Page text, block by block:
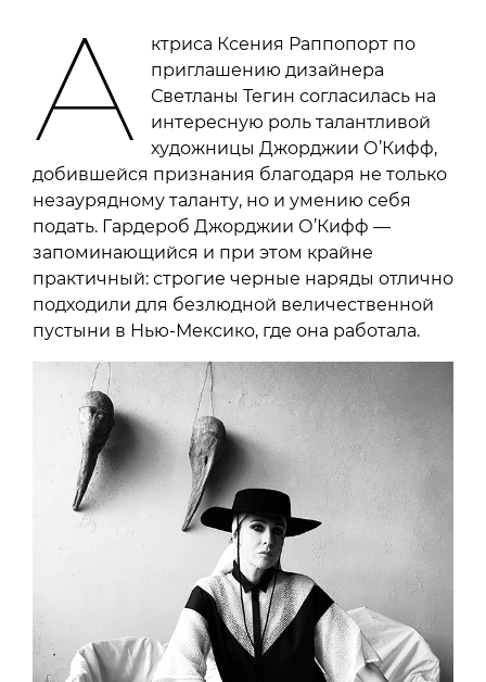
А
ктриса Ксения Раппопорт по
приглашению дизайнера
Светланы Тегин согласилась на
интересную роль талантливой
художницы Джорджии О’Кифф,
добившейся признания благодаря не только
незаурядному таланту, но и умению себя
подать. Гардероб Джорджии О’Кифф —
запоминающийся и при этом крайне
практичный: строгие черные наряды отлично
подходили для безлюдной величественной
пустыни в Нью-Мексико, где она работала.